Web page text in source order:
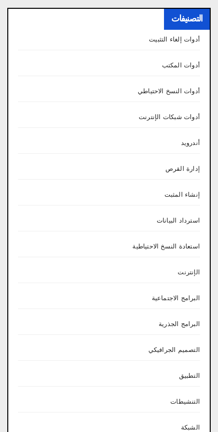
التصنيفات
أدوات إلغاء التثبيت
أدوات المكتب
أدوات النسخ الاحتياطي
أدوات شبكات الإنترنت
أندرويد
إدارة القرص
إنشاء المثبت
استرداد البيانات
استعادة النسخ الاحتياطية
الإنترنت
البرامج الاجتماعية
البرامج الجذرية
التصميم الجرافيكي
التطبيق
التنشيطات
الشبكة